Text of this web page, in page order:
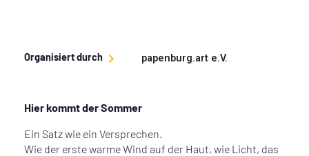
Organisiert durch papenburg.art e.V.
Hier kommt der Sommer
Ein Satz wie ein Versprechen.
Wie der erste warme Wind auf der Haut, wie Licht, das